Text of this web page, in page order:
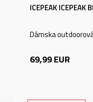
ICEPEAK ICEPEAK
Dámska
69,99EUR